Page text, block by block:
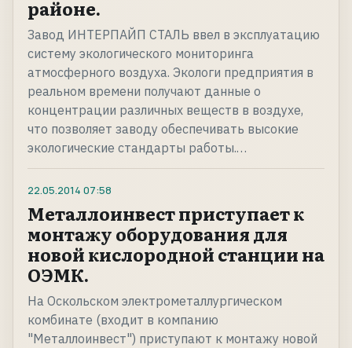
районе.
Завод ИНТЕРПАЙП СТАЛЬ ввел в эксплуатацию
систему экологического мониторинга
атмосферного воздуха. Экологи предприятия в
реальном времени получают данные о
концентрации различных веществ в воздухе,
что позволяет заводу обеспечивать высокие
экологические стандарты работы.…
22.05.2014 07:58
Металлоинвест приступает к
монтажу оборудования для
новой кислородной станции на
ОЭМК.
На Оскольском электрометаллургическом
комбинате (входит в компанию
"Металлоинвест") приступают к монтажу новой